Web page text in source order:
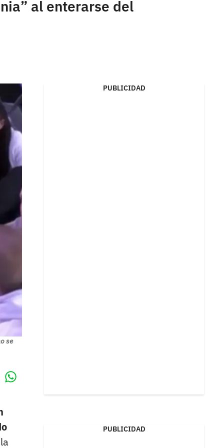
al enterarse del
se
PUBLICIDAD
PUBLICIDAD